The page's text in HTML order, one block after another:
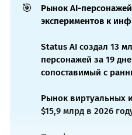
🎯
Рынок AI-
экспериментов к
Status AI создал 13
персонажей за 19
сопоставимый с
Рынок виртуальных
$15,9 млрд в 2026